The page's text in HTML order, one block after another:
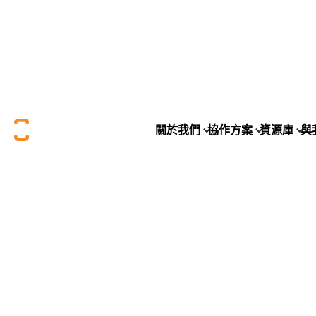
關於我們 協作方案 資源庫 與